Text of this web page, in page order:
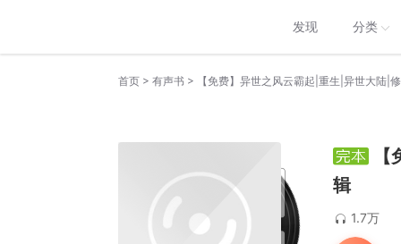
发现 分类
首页 > 有声书 > 【免费】异世之风云霸起|重生|异世大陆|
辑
1.7万